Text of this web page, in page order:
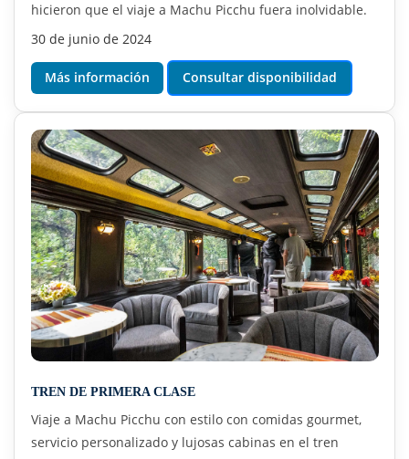
hicieron que el viaje a Machu Picchu fuera inolvidable.
30 de junio de 2024
Más información Consultar disponibilidad
TREN DE PRIMERA CLASE
Viaje a Machu Picchu con estilo con comidas gourmet,
servicio personalizado y lujosas cabinas en el tren